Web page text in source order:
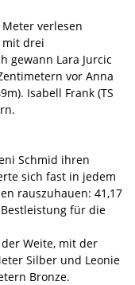
verlesen
mit drei
gewann Lara Jurcic
vor Anna
Isabell Frank (TS
Schmid ihren
sich fast in jedem
rauszuhauen: 41,17
für die
Weite, mit der
Silber und Leonie
Bronze.